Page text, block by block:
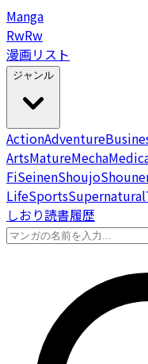
Manga
RwRw
漫画リスト
ジャンル
ActionAdventure
ArtsMatureMecha
FiSeinenShoujo
LifeSportsSupernatural
しおり読書履歴